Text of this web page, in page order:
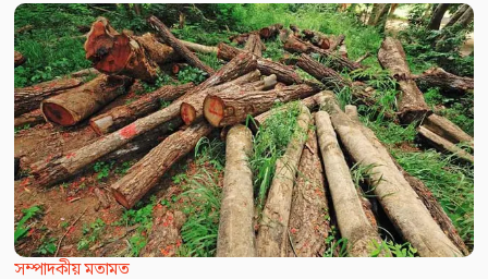
সম্পাদকীয় মতামত